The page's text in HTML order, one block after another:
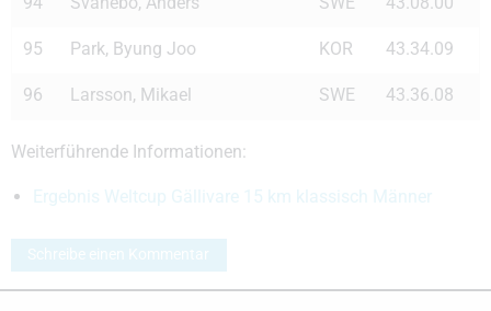
95 Park, Byung Joo KOR 43.34.09
96 Larsson, Mikael SWE 43.36.08
Weiterführende Informationen:
Ergebnis Weltcup Gällivare 15 km klassisch Männer
Schreibe einen Kommentar